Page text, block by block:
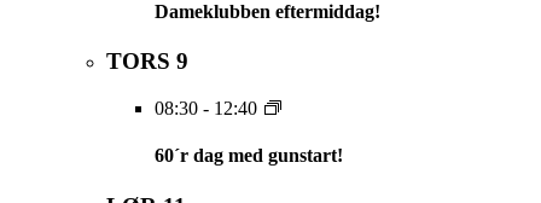
Dameklubben eftermiddag!
TORS 9
08:30 - 12:40
60´r dag med gunstart!